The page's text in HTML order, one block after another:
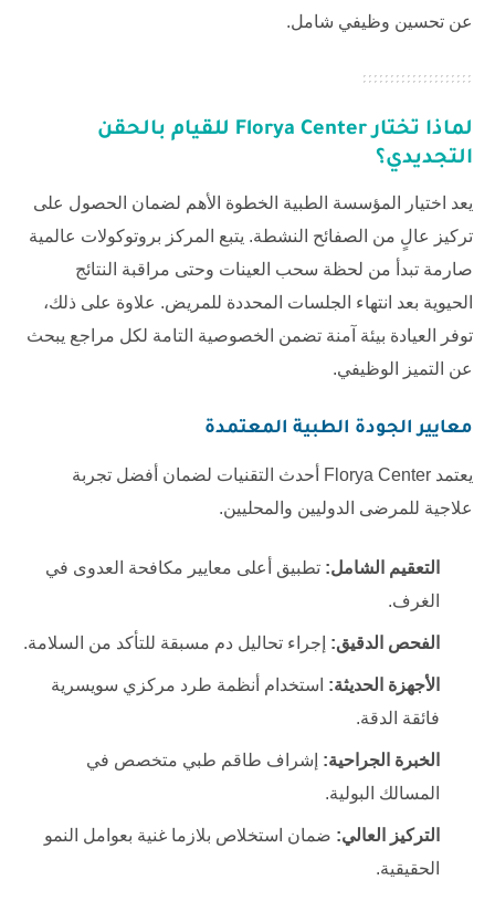
عن تحسين وظيفي شامل.
لماذا تختار Florya Center للقيام بالحقن
التجديدي؟
يعد اختيار المؤسسة الطبية الخطوة الأهم لضمان الحصول على
تركيز عالٍ من الصفائح النشطة. يتبع المركز بروتوكولات عالمية
صارمة تبدأ من لحظة سحب العينات وحتى مراقبة النتائج
الحيوية بعد انتهاء الجلسات المحددة للمريض. علاوة على ذلك،
توفر العيادة بيئة آمنة تضمن الخصوصية التامة لكل مراجع يبحث
عن التميز الوظيفي.
معايير الجودة الطبية المعتمدة
يعتمد Florya Center
أحدث التقنيات لضمان أفضل تجربة
علاجية للمرضى الدوليين والمحليين.
التعقيم الشامل: تطبيق أعلى معايير مكافحة العدوى في
الغرف.
الفحص الدقيق: إجراء تحاليل دم مسبقة للتأكد من السلامة.
الأجهزة الحديثة: استخدام أنظمة طرد مركزي سويسرية
فائقة الدقة.
الخبرة الجراحية: إشراف طاقم طبي متخصص في
المسالك البولية.
التركيز العالي: ضمان استخلاص بلازما غنية بعوامل النمو
الحقيقية.